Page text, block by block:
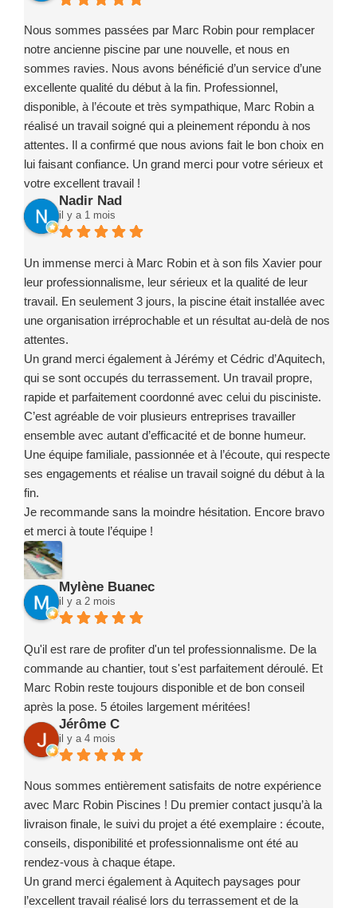
Nous sommes passées par Marc Robin pour remplacer
notre ancienne piscine par une nouvelle, et nous en
sommes ravies. Nous avons bénéficié d’un service d’une
excellente qualité du début à la fin. Professionnel,
disponible, à l’écoute et très sympathique, Marc Robin a
réalisé un travail soigné qui a pleinement répondu à nos
attentes. Il a confirmé que nous avions fait le bon choix en
lui faisant confiance. Un grand merci pour votre sérieux et
votre excellent travail !
Nadir Nad
il y a 1 mois
Un immense merci à Marc Robin et à son fils Xavier pour
leur professionnalisme, leur sérieux et la qualité de leur
travail. En seulement 3 jours, la piscine était installée avec
une organisation irréprochable et un résultat au-delà de nos
attentes.
Un grand merci également à Jérémy et Cédric d’Aquitech,
qui se sont occupés du terrassement. Un travail propre,
rapide et parfaitement coordonné avec celui du pisciniste.
C’est agréable de voir plusieurs entreprises travailler
ensemble avec autant d’efficacité et de bonne humeur.
Une équipe familiale, passionnée et à l’écoute, qui respecte
ses engagements et réalise un travail soigné du début à la
fin.
Je recommande sans la moindre hésitation. Encore bravo
et merci à toute l’équipe !
Mylène Buanec
il y a 2 mois
Qu'il est rare de profiter d'un tel professionnalisme. De la
commande au chantier, tout s'est parfaitement déroulé. Et
Marc Robin reste toujours disponible et de bon conseil
après la pose. 5 étoiles largement méritées!
Jérôme C
il y a 4 mois
Nous sommes entièrement satisfaits de notre expérience
avec Marc Robin Piscines ! Du premier contact jusqu’à la
livraison finale, le suivi du projet a été exemplaire : écoute,
conseils, disponibilité et professionnalisme ont été au
rendez-vous à chaque étape.
Un grand merci également à Aquitech paysages pour
l’excellent travail réalisé lors du terrassement et de la